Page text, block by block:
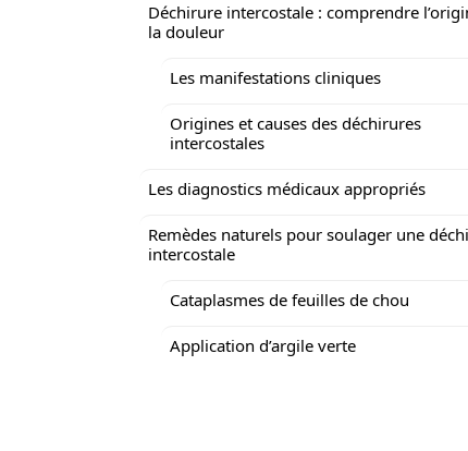
Déchirure intercostale : comprendre
la douleur
Les manifestations cliniques
Origines et causes des déchirures
intercostales
Les diagnostics médicaux appropriés
Remèdes naturels pour soulager une
intercostale
Cataplasmes de feuilles de chou
Application d’argile verte